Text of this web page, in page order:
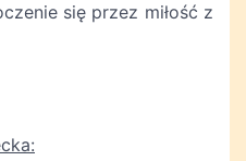
się przez miłość z